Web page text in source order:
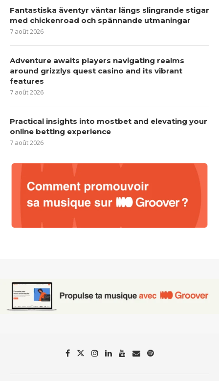
Fantastiska äventyr väntar längs slingrande stigar
med chickenroad och spännande utmaningar
7 août 2026
Adventure awaits players navigating realms
around grizzlys quest casino and its vibrant
features
7 août 2026
Practical insights into mostbet and elevating your
online betting experience
7 août 2026